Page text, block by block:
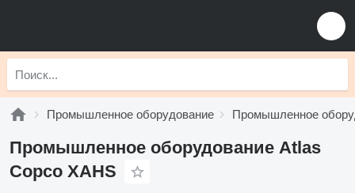
Промышленное оборудование Промышленное
Промышленное оборудование Atlas
Copco XAHS